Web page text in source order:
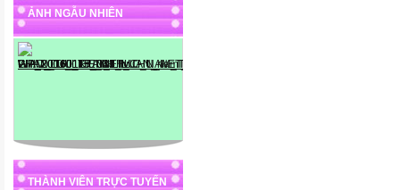
ẢNH NGẪU NHIÊN
THÀNH VIÊN TRỰC TUYẾN